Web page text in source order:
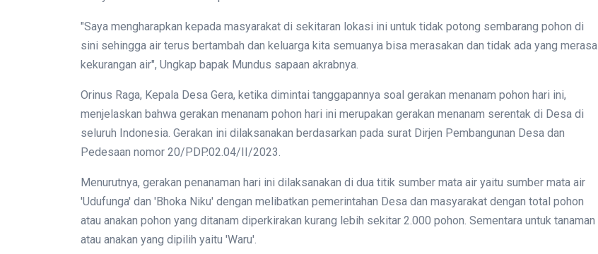
"Saya mengharapkan kepada masyarakat di sekitaran lokasi ini untuk tidak potong sembarang pohon di
sini sehingga air terus bertambah dan keluarga kita semuanya bisa merasakan dan tidak ada yang merasa
kekurangan air", Ungkap bapak Mundus sapaan akrabnya.
Orinus Raga, Kepala Desa Gera, ketika dimintai tanggapannya soal gerakan menanam pohon hari ini,
menjelaskan bahwa gerakan menanam pohon hari ini merupakan gerakan menanam serentak di Desa di
seluruh Indonesia. Gerakan ini dilaksanakan berdasarkan pada surat Dirjen Pembangunan Desa dan
Pedesaan nomor 20/PDP.02.04/II/2023.
Menurutnya, gerakan penanaman hari ini dilaksanakan di dua titik sumber mata air yaitu sumber mata air
'Udufunga' dan 'Bhoka Niku' dengan melibatkan pemerintahan Desa dan masyarakat dengan total pohon
atau anakan pohon yang ditanam diperkirakan kurang lebih sekitar 2.000 pohon. Sementara untuk tanaman
atau anakan yang dipilih yaitu 'Waru'.